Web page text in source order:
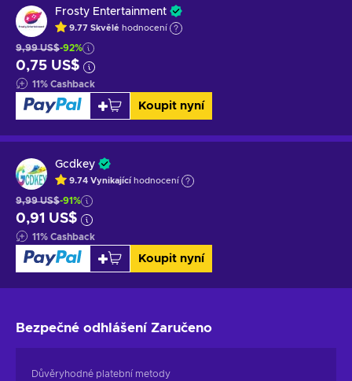
Frosty Entertainment
9.77 Skvělé hodnocení
9,99 US$-92%
0,75 US$
11% Cashback
Koupit nyní
Gcdkey
9.74 Vynikající hodnocení
9,99 US$-91%
0,91 US$
11% Cashback
Koupit nyní
Bezpečné odhlášení Zaručeno
Důvěryhodné platební metody